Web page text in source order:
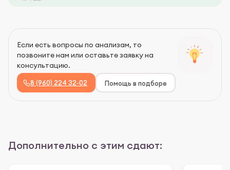
Если есть вопросы по анализам, то
позвоните нам или оставьте заявку на
консультацию.
8 (960) 224 32-02 Помощь в подборе
Дополнительно с этим сдают: